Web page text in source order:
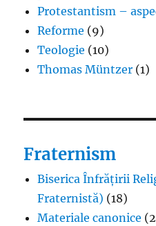
Protestantism –
Reforme (9)
Teologie (10)
Thomas Müntzer (1)
Fraternism
Biserica Înfrățirii
Fraternistă) (18)
Materiale canonice